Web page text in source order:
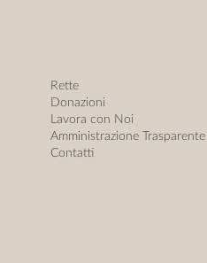
Rette
Donazioni
Lavora con Noi
Amministrazione Trasparente
Contatti